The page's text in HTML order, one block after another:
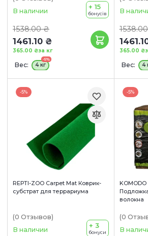
В наличии
1538.00 ₴
1461.10 ₴
за кг
365.00 ₴
+ 15
бонусів
Вес:
-5%
4 кг
В
365.00 ₴
Вес: 4
-5%
REPTI-ZOO Carpet Mat Коврик-
субстрат для террариума
(0 Отзывов)
В наличии
+ 3
бонуси
-5%
волокна
(0
В